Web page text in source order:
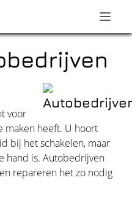
voor
maken heeft. U hoort
bij het schakelen, maar
hand is. Autobedrijven
repareren het zo nodig